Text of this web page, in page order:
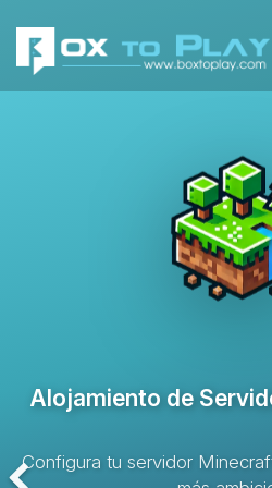
Solución de alojamiento